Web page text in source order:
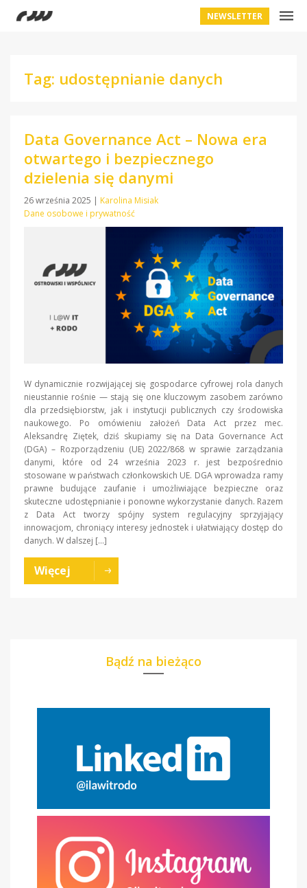
NEWSLETTER
Tag: udostępnianie danych
Data Governance Act – Nowa era
otwartego i bezpiecznego
dzielenia się danymi
26 września 2025 | Karolina Misiak
Dane osobowe i prywatność
W dynamicznie rozwijającej się gospodarce cyfrowej rola danych
nieustannie rośnie — stają się one kluczowym zasobem zarówno
dla przedsiębiorstw, jak i instytucji publicznych czy środowiska
naukowego. Po omówieniu założeń Data Act przez mec.
Aleksandrę Ziętek, dziś skupiamy się na Data Governance Act
(DGA) – Rozporządzeniu (UE) 2022/868 w sprawie zarządzania
danymi, które od 24 września 2023 r. jest bezpośrednio
stosowane w państwach członkowskich UE. DGA wprowadza ramy
prawne budujące zaufanie i umożliwiające bezpieczne oraz
skuteczne udostępnianie i ponowne wykorzystanie danych. Razem
z Data Act tworzy spójny system regulacyjny sprzyjający
innowacjom, chroniący interesy jednostek i ułatwiający dostęp do
danych. W dalszej […]
Więcej
Bądź na bieżąco